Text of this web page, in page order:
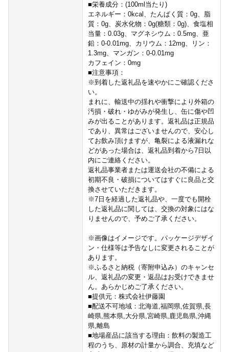
■栄養成分：(100ml当たり)
エネルギー：0kcal、たんぱく質：0g、脂
質：0g、炭水化物：0g(糖類：0g)、食塩相
当量：0.03g、マグネシウム：0.5mg、亜
鉛：0-0.01mg、カリウム：12mg、リン：
1.3mg、マンガン：0-0.01mg
カフェイン：0mg
■注意事項：
※到着した返礼品を速やかにご確認くださ
い。
まれに、輸送中の揺れや衝撃により外箱の
汚損・破れ・ゆがみが発生し、缶に傷や凹
みが出ることがあります。返礼品は正規品
であり、異常はございませんので、安心し
てお飲み頂けますが、亀裂による液漏れな
どがあった場合は、返礼品到着から7日以
内にご連絡ください。
返礼品事業者または運送会社の不備による
初期不良・破損についてはすぐに良品と交
換させていただきます。
※7日を経過した返礼品や、一度でも開栓
した返礼品に関しては、交換の対象にはな
りませんので、予めご了承ください。
※画像はイメージです。パッケージデザイ
ン・仕様等は予告なしに変更されることが
あります。
※ふるさと納税（寄附申込み）のキャンセ
ル、返礼品の変更・返品はお受けできませ
ん。あらかじめご了承ください。
■提供元：株式会社伊藤園
■配送不可地域：北海道,福岡県,佐賀県,長
崎県,熊本県,大分県,宮崎県,鹿児島県,沖縄
県,離島
■地場産品に該当する理由：飲料の製造工
程のうち、原材の計量から調合、充填など